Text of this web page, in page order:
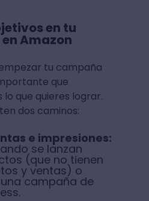
en tu
Amazon
tu campaña
que
que quieres lograr.
dos caminos:
e impresiones:
se lanzan
(que no tienen
y ventas) o
campaña de